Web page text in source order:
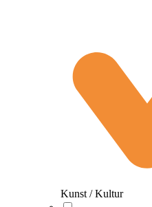
Kunst / Kultur